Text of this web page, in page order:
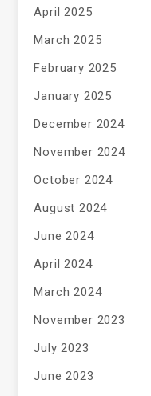
April 2025
March 2025
February 2025
January 2025
December 2024
November 2024
October 2024
August 2024
June 2024
April 2024
March 2024
November 2023
July 2023
June 2023